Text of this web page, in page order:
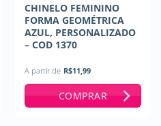
CHINELO FEMININO
FORMA GEOMÉTRICA
AZUL, PERSONALIZADO
– COD 1370
A partir de R$11,99
COMPRAR